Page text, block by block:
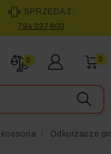
SPRZEDAŻ:
794 037 600
0 0
Odkurzacze